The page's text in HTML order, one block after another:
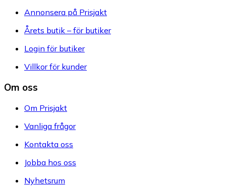
Annonsera på Prisjakt
Årets butik – för butiker
Login för butiker
Villkor för kunder
Om oss
Om Prisjakt
Vanliga frågor
Kontakta oss
Jobba hos oss
Nyhetsrum